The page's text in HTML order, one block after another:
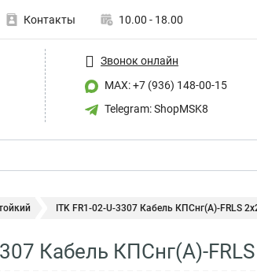
Контакты 10.00 - 18.00
Звонок онлайн
MAX: +7 (936) 148-00-15
Telegram: ShopMSK8
ITK FR1-02-U-3307 Кабель КПСнг(А)-FRLS
Кабель КПСнг(А)-